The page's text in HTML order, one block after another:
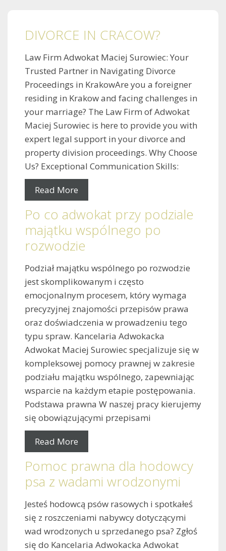
DIVORCE IN CRACOW?
Law Firm Adwokat Maciej Surowiec: Your
Trusted Partner in Navigating Divorce
Proceedings in KrakowAre you a foreigner
residing in Krakow and facing challenges in
your marriage? The Law Firm of Adwokat
Maciej Surowiec is here to provide you with
expert legal support in your divorce and
property division proceedings. Why Choose
Us? Exceptional Communication Skills:
Read More
Po co adwokat przy podziale
majątku wspólnego po
rozwodzie
Podział majątku wspólnego po rozwodzie
jest skomplikowanym i często
emocjonalnym procesem, który wymaga
precyzyjnej znajomości przepisów prawa
oraz doświadczenia w prowadzeniu tego
typu spraw. Kancelaria Adwokacka
Adwokat Maciej Surowiec specjalizuje się w
kompleksowej pomocy prawnej w zakresie
podziału majątku wspólnego, zapewniając
wsparcie na każdym etapie postępowania.
Podstawa prawna W naszej pracy kierujemy
się obowiązującymi przepisami
Read More
Pomoc prawna dla hodowcy
psa z wadami wrodzonymi
Jesteś hodowcą psów rasowych i spotkałeś
się z roszczeniami nabywcy dotyczącymi
wad wrodzonych u sprzedanego psa? Zgłoś
się do Kancelaria Adwokacka Adwokat